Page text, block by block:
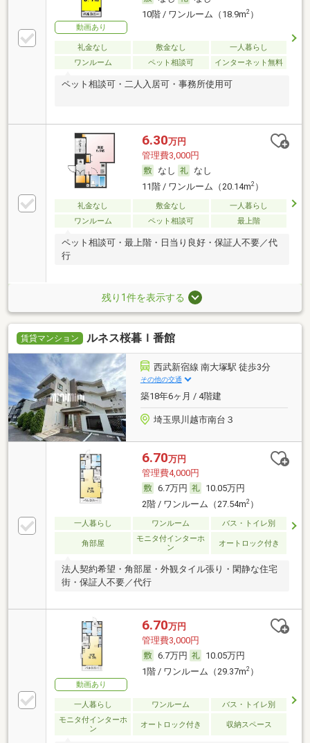
動画あり
10階 / ワンルーム（18.9m2）
礼金なし 敷金なし
一人暮らし
ワンルーム
ペット相談可 インターネット無料
ペット相談可・二人入居可・事務所使用可
6.30万円
管理費3,000円
なし
なし
11階 / ワンルーム（20.14m2）
礼金なし 敷金なし
一人暮らし
ワンルーム
ペット相談可 最上階
ペット相談可・最上階・日当り良好・保証人不要／代
行
残り1件を表示する
賃貸マンション ルネス桜暮Ｉ番館
西武新宿線 南大塚駅 徒歩3分
その他の交通
築18年6ヶ月 / 4階建
埼玉県川越市南台３
6.70万円
管理費4,000円
6.7万円
10.05万円
2階 / ワンルーム（27.54m2）
一人暮らし ワンルーム バス・トイレ別
角部屋
モニタ付インターホ
ン
オートロック付き
法人契約希望・角部屋・外観タイル張り・閑静な住宅
街・保証人不要／代行
動画あり
6.70万円
管理費3,000円
6.7万円
10.05万円
1階 / ワンルーム（29.37m2）
一人暮らし ワンルーム
バス・トイレ別
モニタ付インターホ
ン
オートロック付き 収納スペース